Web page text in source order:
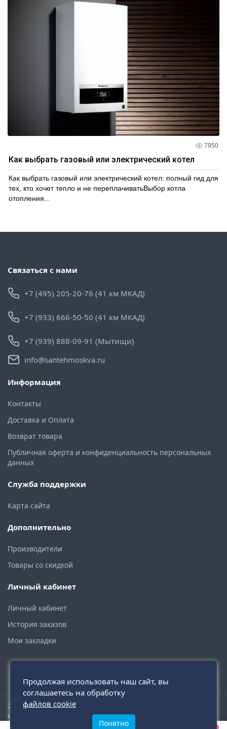
0
7950
Как выбрать газовый или электрический котел
Как выбрать газовый или электрический котел: полный гид для
тех, кто хочет тепло и не переплачиватьВыбор котла
отопления...
Связаться с нами
+7 (495) 205-20-76 (41 км МКАД)
+7 (933) 666-50-50 (41 км МКАД)
+7 (939) 888-09-91 (Мытищи)
info@santehmoskva.ru
Информация
Контакты
Доставка и Оплата
Возврат товара
Публичная оферта и конфиденциальность персональных
данных
Служба поддержки
Карта сайта
Дополнительно
Производители
Товары со скидкой
Личный кабинет
Личный кабинет
История заказов
Мои закладки
2015 - 2026 © santehmoskva.ru — интернет-магазин сантехники
инженерной и бытовой.
Продолжая использовать наш сайт, вы
соглашаетесь на обработку
файлов cookie
Понятно